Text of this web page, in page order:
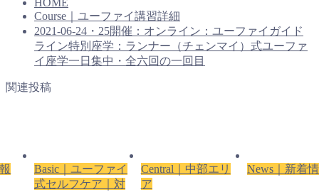
HOME
Course｜ユーファイ講習詳細
2021-06-24・25開催：オンライン：ユーファイガイド
ライン特別座学：ランナー（チェンマイ）式ユーファ
イ座学一日集中・全六回の一回目
関連投稿
Basic｜ユーファイ
式セルフケア｜対
Central｜中部エリ
ア
News｜新着